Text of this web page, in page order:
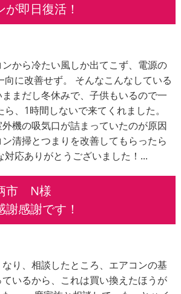
即日復活！
から冷たい風しか出てこず、電源の
向に改善せず。 そんなこんなしている
まだし冬休みで、子供もいるので一
、1時間しないで来てくれました。
機の吸気口が詰まっていたのが原因
清掃とつまりを改善してもらったら
対応ありがとうございました！...
市 N様
感謝です！
り、相談したところ、エアコンの基
いるから、これは買い換えたほうが